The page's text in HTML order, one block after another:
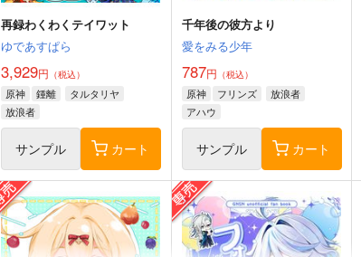
再録わくわくテイワット
ゆであすぱら
3,929円 （税込）
原神 鍾離
タルタリヤ
放浪者
サンプル カート
千年後の彼方より
愛をみる少年
787円 （税込）
原神 フリンズ
放浪者
アハウ
サンプル カート